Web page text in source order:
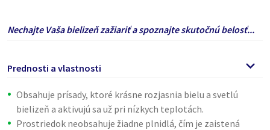
Nechajte Vaša bielizeň zažiariť a spoznajte skutočnú belosť...
Prednosti a vlastnosti
Obsahuje prísady, ktoré krásne rozjasnia bielu a svetlú
bielizeň a aktivujú sa už pri nízkych teplotách.
Prostriedok neobsahuje žiadne plnidlá, čím je zaistená